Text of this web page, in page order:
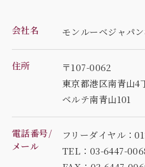
会社名 モンルーベジャパ
住所
〒107-0062
東京都港区南青山4
ベルテ南青山101
電話番号/
メール
フリーダイヤル：
TEL：03-6447-